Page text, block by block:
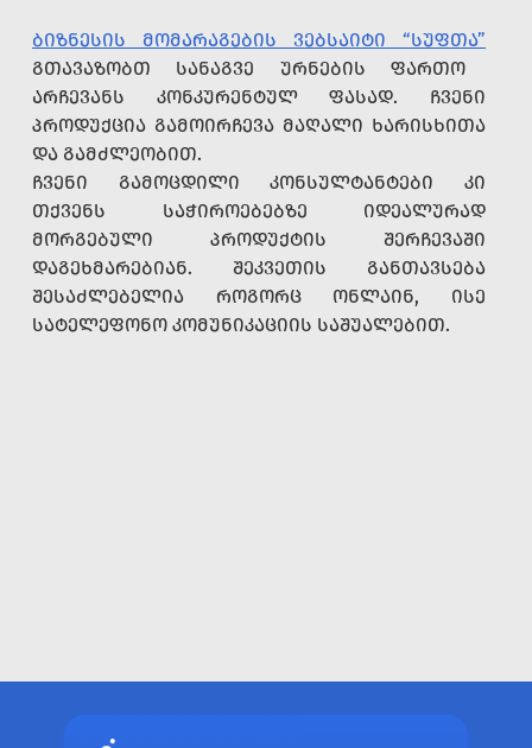
ᲑᲘᲖᲜᲔᲡᲘᲡ ᲛᲝᲛᲐᲠᲐᲒᲔᲑᲘᲡ ᲕᲔᲑᲡᲐᲘᲢᲘ “ᲡᲣᲤᲗᲐ”
ᲒᲗᲐᲕᲐᲖᲝᲑᲗ ᲡᲐᲜᲐᲒᲕᲔ ᲣᲠᲜᲔᲑᲘᲡ ᲤᲐᲠᲗᲝ
ᲐᲠᲩᲔᲕᲐᲜᲡ ᲙᲝᲜᲙᲣᲠᲔᲜᲢᲣᲚ ᲤᲐᲡᲐᲓ. ᲩᲕᲔᲜᲘ
ᲞᲠᲝᲓᲣᲥᲪᲘᲐ ᲒᲐᲛᲝᲘᲠᲩᲔᲕᲐ ᲛᲐᲦᲐᲚᲘ ᲮᲐᲠᲘᲡᲮᲘᲗᲐ
ᲓᲐ ᲒᲐᲛᲫᲚᲔᲝᲑᲘᲗ.
ᲩᲕᲔᲜᲘ ᲒᲐᲛᲝᲪᲓᲘᲚᲘ ᲙᲝᲜᲡᲣᲚᲢᲐᲜᲢᲔᲑᲘ ᲙᲘ
ᲗᲥᲕᲔᲜᲡ ᲡᲐᲭᲘᲠᲝᲔᲑᲔᲑᲖᲔ ᲘᲓᲔᲐᲚᲣᲠᲐᲓ
ᲛᲝᲠᲒᲔᲑᲣᲚᲘ ᲞᲠᲝᲓᲣᲥᲢᲘᲡ ᲨᲔᲠᲩᲔᲕᲐᲨᲘ
ᲓᲐᲒᲔᲮᲛᲐᲠᲔᲑᲘᲐᲜ. ᲨᲔᲙᲕᲔᲗᲘᲡ ᲒᲐᲜᲗᲐᲕᲡᲔᲑᲐ
ᲨᲔᲡᲐᲫᲚᲔᲑᲔᲚᲘᲐ ᲠᲝᲒᲝᲠᲪ ᲝᲜᲚᲐᲘᲜ, ᲘᲡᲔ
ᲡᲐᲢᲔᲚᲔᲤᲝᲜᲝ ᲙᲝᲛᲣᲜᲘᲙᲐᲪᲘᲘᲡ ᲡᲐᲨᲣᲐᲚᲔᲑᲘᲗ.